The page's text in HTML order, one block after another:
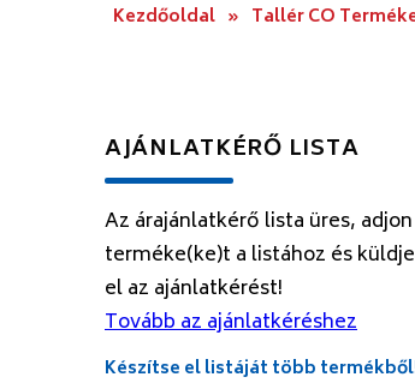
Kezdőoldal » Tallér CO
AJÁNLATKÉRŐ LISTA
Az árajánlatkérő lista üres, adjon
terméke(ke)t a listához és küldje
el az ajánlatkérést!
Tovább az ajánlatkéréshez
Készítse el listáját több